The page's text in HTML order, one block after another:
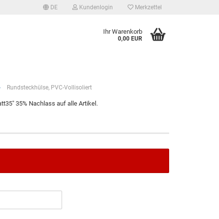
DE Kundenlogin Merkzettel
Ihr Warenkorb
0,00 EUR
Rundsteckhülse, PVC-Vollisoliert
35% Nachlass auf alle Artikel.